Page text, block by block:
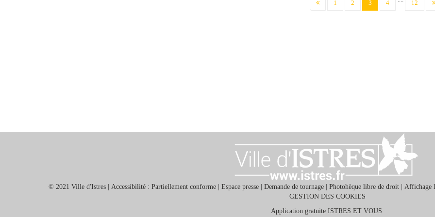
1 2 3 (current)
4 12
© 2021 Ville d'Istres | Accessibilité : Partiellement conforme | Espace presse | Demande de tournage | Photohèque libre de droit | Affichage
GESTION DES COOKIES
Application gratuite ISTRES ET VOUS